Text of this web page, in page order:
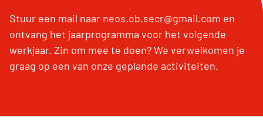
Stuur een mail naar neos.ob.secr@gmail.com en
ontvang het jaarprogramma voor het volgende
werkjaar. Zin om mee te doen? We verwelkomen je
graag op een van onze geplande activiteiten.